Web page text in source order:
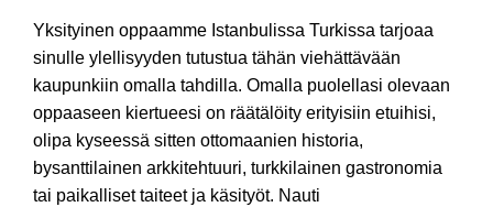
Yksityinen oppaamme Istanbulissa Turkissa tarjoaa
sinulle ylellisyyden tutustua tähän viehättävään
kaupunkiin omalla tahdilla. Omalla puolellasi olevaan
oppaaseen kiertueesi on räätälöity erityisiin etuihisi,
olipa kyseessä sitten ottomaanien historia,
bysanttilainen arkkitehtuuri, turkkilainen gastronomia
tai paikalliset taiteet ja käsityöt. Nauti